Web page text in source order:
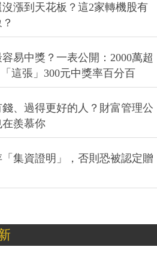
漲到天花板？這2家轉機股有
易中獎？一表公開：2000萬超
這張」300元中獎率百分百
、過得更好的人？財富管理公
羨慕你
集資證明」，否則恐被認定贈